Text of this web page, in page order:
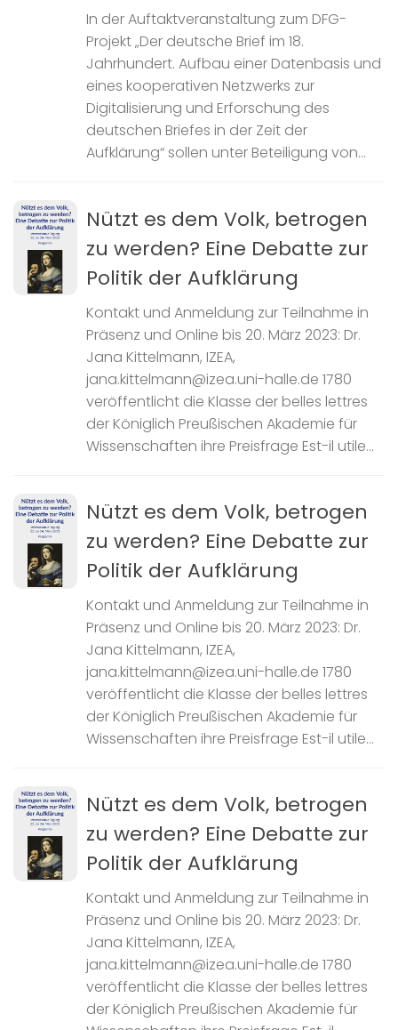
In der Auftaktveranstaltung zum DFG-
Projekt „Der deutsche Brief im 18.
Jahrhundert. Aufbau einer Datenbasis und
eines kooperativen Netzwerks zur
Digitalisierung und Erforschung des
deutschen Briefes in der Zeit der
Aufklärung“ sollen unter Beteiligung von...
Nützt es dem Volk, betrogen
zu werden? Eine Debatte zur
Politik der Aufklärung
Kontakt und Anmeldung zur Teilnahme in
Präsenz und Online bis 20. März 2023: Dr.
Jana Kittelmann, IZEA,
jana.kittelmann@izea.uni-halle.de 1780
veröffentlicht die Klasse der belles lettres
der Königlich Preußischen Akademie für
Wissenschaften ihre Preisfrage Est-il utile...
Nützt es dem Volk, betrogen
zu werden? Eine Debatte zur
Politik der Aufklärung
Kontakt und Anmeldung zur Teilnahme in
Präsenz und Online bis 20. März 2023: Dr.
Jana Kittelmann, IZEA,
jana.kittelmann@izea.uni-halle.de 1780
veröffentlicht die Klasse der belles lettres
der Königlich Preußischen Akademie für
Wissenschaften ihre Preisfrage Est-il utile...
Nützt es dem Volk, betrogen
zu werden? Eine Debatte zur
Politik der Aufklärung
Kontakt und Anmeldung zur Teilnahme in
Präsenz und Online bis 20. März 2023: Dr.
Jana Kittelmann, IZEA,
jana.kittelmann@izea.uni-halle.de 1780
veröffentlicht die Klasse der belles lettres
der Königlich Preußischen Akademie für